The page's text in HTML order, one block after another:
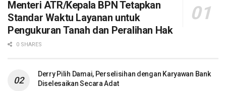
Menteri ATR/Kepala BPN Tetapkan
Standar Waktu Layanan untuk
Pengukuran Tanah dan Peralihan Hak
0 SHARES
Derry Pilih Damai, Perselisihan dengan Karyawan Bank
Diselesaikan Secara Adat